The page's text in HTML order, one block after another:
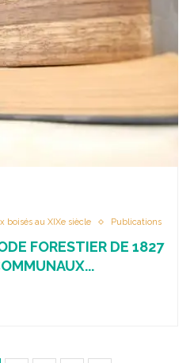
boisés au XIXe siècle Publications
FORESTIER DE 1827